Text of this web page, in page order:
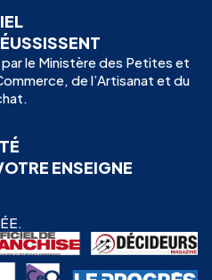
le Ministère des Petites et
de l’Artisanat et du
ENSEIGNE